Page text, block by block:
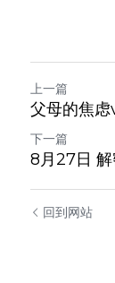
上一篇
父母的焦
下一篇
8月27日
回到网站